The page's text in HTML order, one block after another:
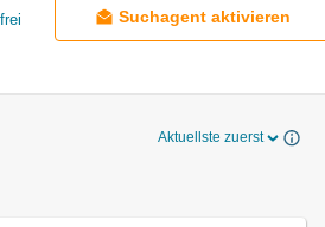
Suchagent aktivieren
Aktuellste zuerst